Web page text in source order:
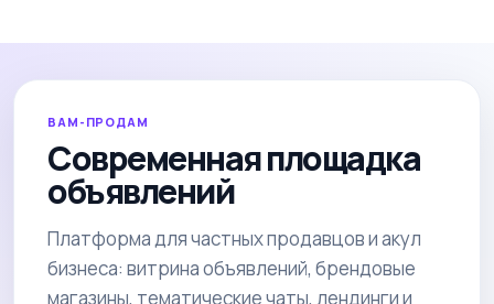
ВАМ-ПРОДАМ
Современная площадка
объявлений
Платформа для частных продавцов и акул
бизнеса: витрина объявлений, брендовые
магазины, тематические чаты, лендинги и